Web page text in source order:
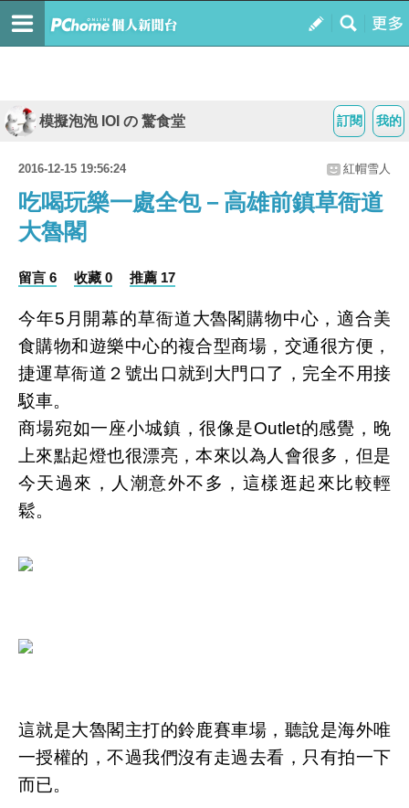
我的
訂閱
模擬泡泡 IOI の 驚食堂
2016-12-15 19:56:24 紅帽雪人
吃喝玩樂一處全包－高雄前鎮草衙道
大魯閣
留言 6 收藏 0 推薦 17
今年5月開幕的草衙道大魯閣購物中心，適合美
食購物和遊樂中心的複合型商場，交通很方便，
捷運草衙道２號出口就到大門口了，完全不用接
駁車。
商場宛如一座小城鎮，很像是Outlet的感覺，晚
上來點起燈也很漂亮，本來以為人會很多，但是
今天過來，人潮意外不多，這樣逛起來比較輕
鬆。
這就是大魯閣主打的鈴鹿賽車場，聽說是海外唯
一授權的，不過我們沒有走過去看，只有拍一下
而已。